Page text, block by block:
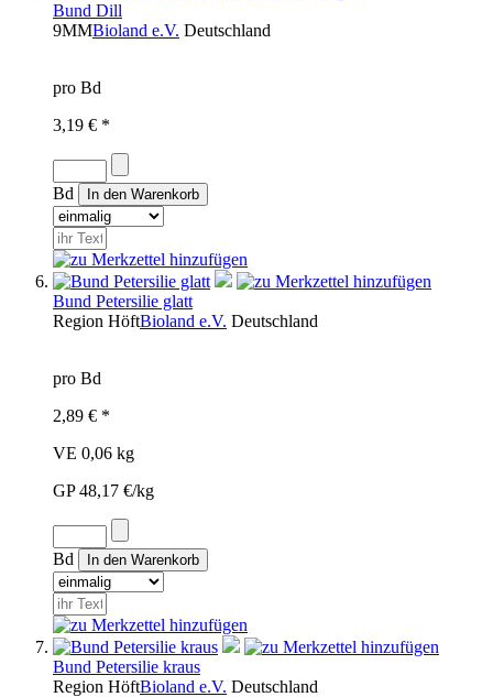
Bund Dill
9MMBioland e.V. Deutschland
pro Bd
3,19 € *
Bd
Bund Petersilie glatt
Region HöftBioland e.V. Deutschland
pro Bd
2,89 € *
VE 0,06 kg
GP 48,17 €/kg
Bd
Bund Petersilie kraus
Region HöftBioland e.V. Deutschland